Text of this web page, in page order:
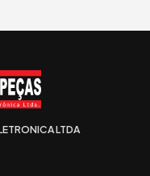
LTDA